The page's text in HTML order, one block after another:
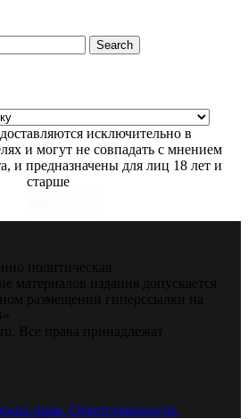
Search
исключительно в
и могут не совпадать с мнением
и предназначены для лиц 18 лет и
старше
политическая
материалов издания допускается
размещении гиперссылки на
Все права принадлежат
прав. Ответственности.